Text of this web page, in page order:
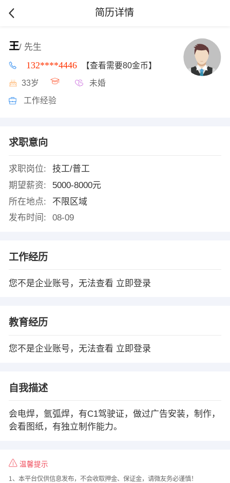
简历详情
王/ 先生
132****4446 【查看需要80金币】
33岁 未婚
工作经验
求职意向
求职岗位:
技工/普工
期望薪资:
5000-8000元
所在地点:
不限区域
发布时间:
08-09
工作经历
您不是企业账号，无法查看 立即登录
教育经历
您不是企业账号，无法查看 立即登录
自我描述
会电焊，氩弧焊，有C1驾驶证，做过广告安装，制作，
会看图纸，有独立制作能力。
温馨提示
1、本平台仅供信息发布，不会收取押金、保证金，请微友务必谨慎！